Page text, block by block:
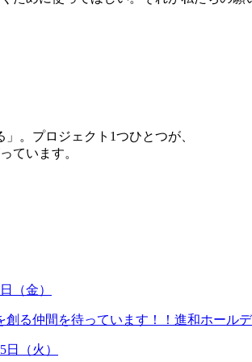
」。プロジェクト1つひとつが、
ています。
（金）
創る仲間を待っています！！進和ホール
日（火）